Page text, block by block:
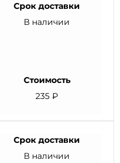
Срок доставки
В наличии
Стоимость
235 ₽
Срок доставки
В наличии